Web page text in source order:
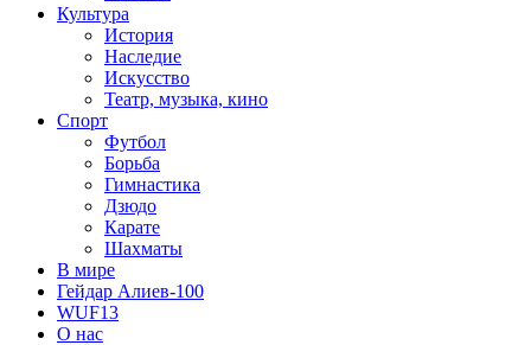
Культура
История
Наследие
Искусство
Театр, музыка, кино
Спорт
Футбол
Борьба
Гимнастика
Дзюдо
Карате
Шахматы
В мире
Гейдар Алиев-100
WUF13
О нас